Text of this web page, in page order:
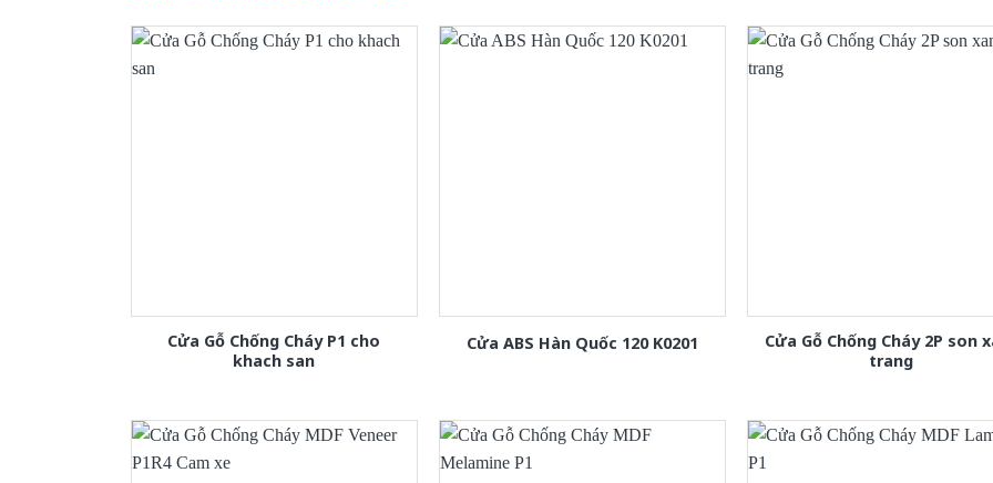
Cửa Gỗ Chống Cháy P1 cho
khach san
Cửa ABS Hàn Quốc 120 K0201
Cửa Gỗ Chống Cháy 2P son
trang